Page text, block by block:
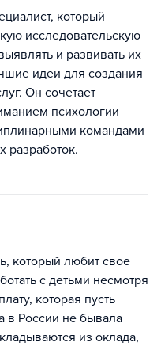
который
исследовательскую
и развивать их
идеи для создания
Он сочетает
психологии
командами
разработок.
который любит свое
с детьми несмотря
которая пусть
в России не бывала
из оклада,